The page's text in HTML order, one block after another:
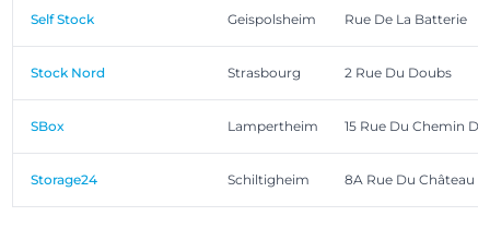
Self Stock Geispolsheim Rue De La Batterie
Stock Nord Strasbourg 2 Rue Du Doubs
SBox Lampertheim 15 Rue Du Chemin De
Storage24 Schiltigheim 8A Rue Du Château